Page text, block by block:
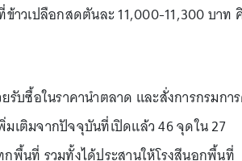
าวเปลือกสดตันละ 11,000-11,300 บาท
รับซื้อในราคานำตลาด และสั่งการกรมกา
เติมจากปัจจุบันที่เปิดแล้ว 46 จุดใน 27
พื้นที่ รวมทั้งได้ประสานให้โรงสีนอกพื้นที่